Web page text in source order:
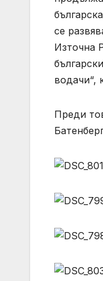
се
Източна
водачи“,
Преди